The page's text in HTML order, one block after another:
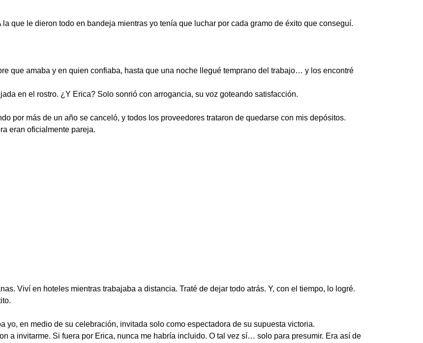
que le dieron todo en bandeja mientras yo tenía que luchar por cada gramo de éxito que conseguí.
que amaba y en quien confiaba, hasta que una noche llegué temprano del trabajo… y los encontré
en el rostro. ¿Y Erica? Solo sonrió con arrogancia, su voz goteando satisfacción.
por más de un año se canceló, y todos los proveedores trataron de quedarse con mis depósitos.
eran oficialmente pareja.
Viví en hoteles mientras trabajaba a distancia. Traté de dejar todo atrás. Y, con el tiempo, lo logré.
yo, en medio de su celebración, invitada solo como espectadora de su supuesta victoria.
a invitarme. Si fuera por Erica, nunca me habría incluido. O tal vez sí… solo para presumir. Era así de